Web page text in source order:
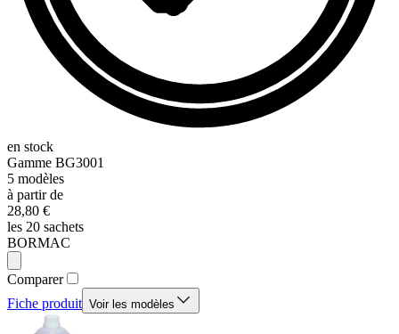
en stock
Gamme BG3001
5 modèles
à partir de
28,80 €
les 20 sachets
BORMAC
Comparer
Fiche produit Voir les modèles